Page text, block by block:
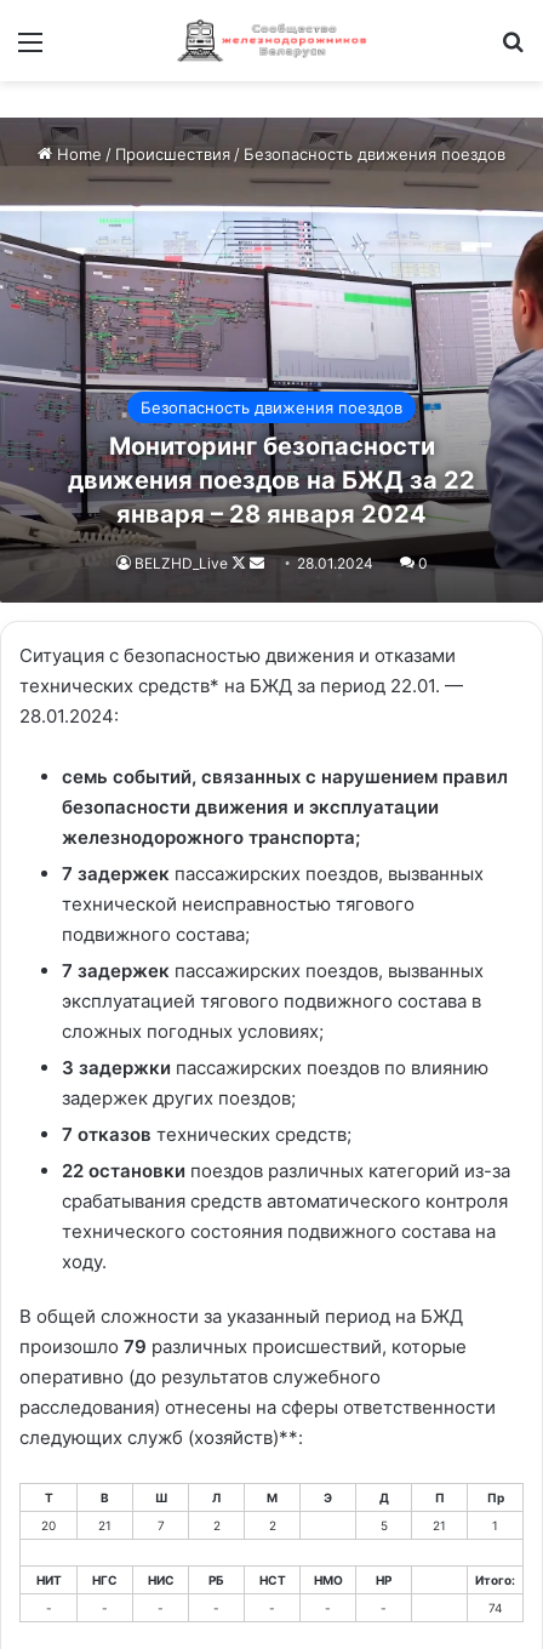
Home / Происшествия / Безопасность движения поездов
Безопасность движения поездов
Мониторинг безопасности
движения поездов на БЖД за 22
января – 28 января 2024
BELZHD_Live
Follow
X
Send
email
28.01.2024 0
Ситуация с безопасностью движения и отказами
технических средств* на БЖД за период 22.01. —
28.01.2024:
семь событий, связанных с нарушением правил
безопасности движения и эксплуатации
железнодорожного транспорта;
7 задержек пассажирских поездов, вызванных
технической неисправностью тягового
подвижного состава;
7 задержек пассажирских поездов, вызванных
эксплуатацией тягового подвижного состава в
сложных погодных условиях;
3 задержки пассажирских поездов по влиянию
задержек других поездов;
7 отказов технических средств;
22 остановки поездов различных категорий из-за
срабатывания средств автоматического контроля
технического состояния подвижного состава на
ходу.
В общей сложности за указанный период на БЖД
произошло 79 различных происшествий, которые
оперативно (до результатов служебного
расследования) отнесены на сферы ответственности
следующих служб (хозяйств)**:
Т В Ш Л М Э Д П
Пр
20
21 7 2 2 5 21 1
НИТ НГС НИС РБ НСТ НМО НР
Итого:
-
- - - - - - 74